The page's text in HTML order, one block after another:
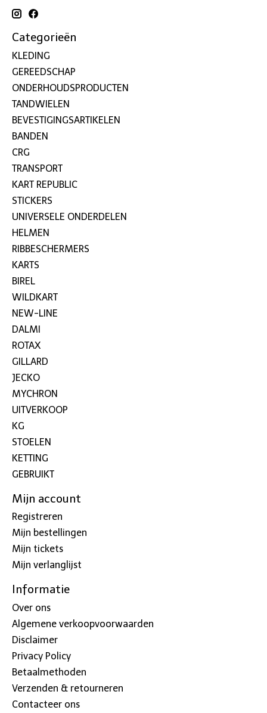
Categorieën
KLEDING
GEREEDSCHAP
ONDERHOUDSPRODUCTEN
TANDWIELEN
BEVESTIGINGSARTIKELEN
BANDEN
CRG
TRANSPORT
KART REPUBLIC
STICKERS
UNIVERSELE ONDERDELEN
HELMEN
RIBBESCHERMERS
KARTS
BIREL
WILDKART
NEW-LINE
DALMI
ROTAX
GILLARD
JECKO
MYCHRON
UITVERKOOP
KG
STOELEN
KETTING
GEBRUIKT
Mijn account
Registreren
Mijn bestellingen
Mijn tickets
Mijn verlanglijst
Informatie
Over ons
Algemene verkoopvoorwaarden
Disclaimer
Privacy Policy
Betaalmethoden
Verzenden & retourneren
Contacteer ons